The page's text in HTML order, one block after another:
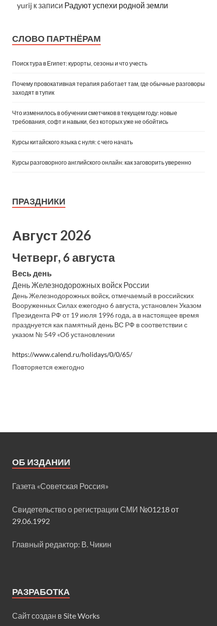
yurij к записи Радуют успехи родной земли
СЛОВО ПАРТНЁРАМ
Поиск тура в Египет: курорты, сезоны и что учесть
Почему провокативная терапия работает там, где обычные разговоры
заходят в тупик
Что изменилось в обучении сметчиков в текущем году: новые
требования, софт и навыки, без которых уже не обойтись
Курсы китайского языка с нуля: с чего начать
Курсы разговорного английского онлайн: как заговорить уверенно
ПРАЗДНИКИ
Август 2026
Четверг, 6 августа
Весь день
День Железнодорожных войск России
День Железнодорожных войск, отмечаемый в российских
Вооруженных Силах ежегодно 6 августа, установлен Указом
Президента РФ от 19 июля 1996 года, а в настоящее время
празднуется как памятный день ВС РФ в соответствии с
указом № 549 «Об установлении
https://www.calend.ru/holidays/0/0/65/
Повторяется ежегодно
ОБ ИЗДАНИИ
Газета «Советская Россия»
Свидетельство о регистрации СМИ №01218 от
29.06.1992
Главный редактор: В. Чикин
РАЗРАБОТКА
Сайт создан в Site Works